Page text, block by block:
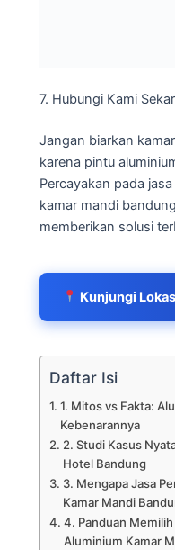
7. Hubungi Kami
Jangan biarkan
karena pintu
Percayakan pada
kamar mandi
memberikan solusi
Kunjungi
Daftar Isi
1. Mitos vs Fakta:
Kebenarannya
2. Studi Kasus
Hotel Bandung
3. Mengapa Jasa
Kamar Mandi
4. Panduan
Aluminium Kamar